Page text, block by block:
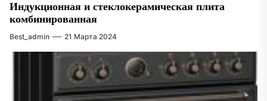
Индукционная и стеклокерамическая плита
комбинированная
Best_admin 21 Марта 2024